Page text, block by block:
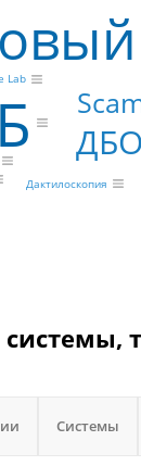
ДБО
Lab
Дактилоскопия
Системы